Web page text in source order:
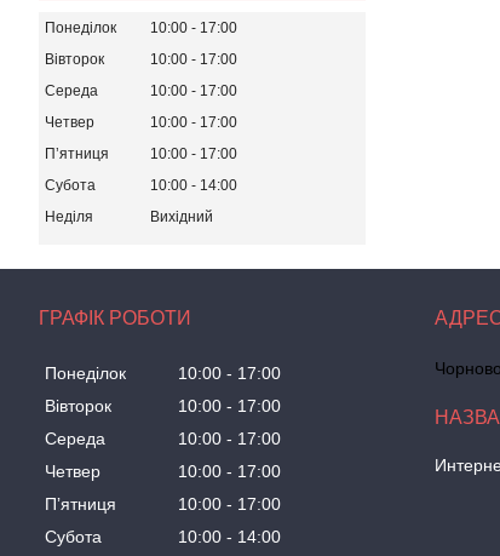
Понеділок 10:00
17:00
Вівторок
10:00
17:00
Середа
10:00
17:00
Четвер
10:00
17:00
Пʼятниця
10:00
17:00
Субота
10:00
14:00
Неділя
Вихідний
ГРАФІК РОБОТИ
Понеділок 10:00
17:00
Вівторок
10:00
17:00
Середа
10:00
17:00
Четвер
10:00
17:00
Пʼятниця
10:00
17:00
Субота
10:00 14:00